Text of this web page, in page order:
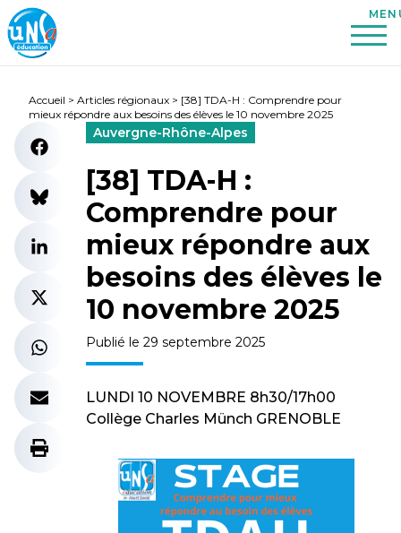
Accueil > Articles régionaux > [38] TDA-H : Comprendre pour
mieux répondre aux besoins des élèves le 10 novembre 2025
Auvergne-Rhône-Alpes
[38] TDA-H :
Comprendre pour
mieux répondre aux
besoins des élèves le
10 novembre 2025
Publié le 29 septembre 2025
LUNDI 10 NOVEMBRE 8h30/17h00
Collège Charles Münch GRENOBLE